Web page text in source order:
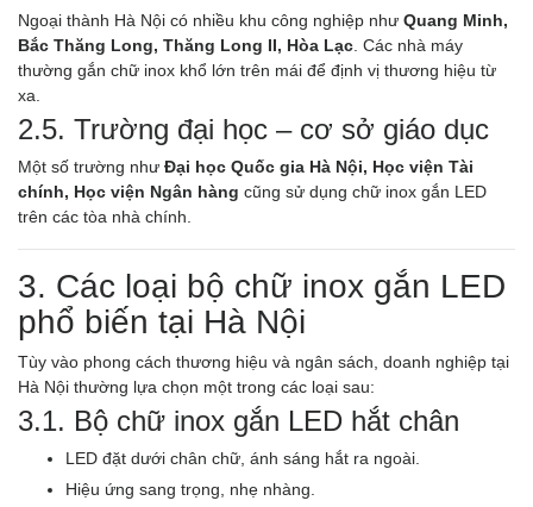
Ngoại thành Hà Nội có nhiều khu công nghiệp như Quang Minh,
Bắc Thăng Long, Thăng Long II, Hòa Lạc . Các nhà máy
thường gắn chữ inox khổ lớn trên mái để định vị thương hiệu từ
xa.
2.5. Trường đại học – cơ sở giáo dục
Một số trường như Đại học Quốc gia Hà Nội, Học viện Tài
chính, Học viện Ngân hàng cũng sử dụng chữ inox gắn LED
trên các tòa nhà chính.
3. Các loại bộ chữ inox gắn LED
phổ biến tại Hà Nội
Tùy vào phong cách thương hiệu và ngân sách, doanh nghiệp tại
Hà Nội thường lựa chọn một trong các loại sau:
3.1. Bộ chữ inox gắn LED hắt chân
LED đặt dưới chân chữ, ánh sáng hắt ra ngoài.
Hiệu ứng sang trọng, nhẹ nhàng.